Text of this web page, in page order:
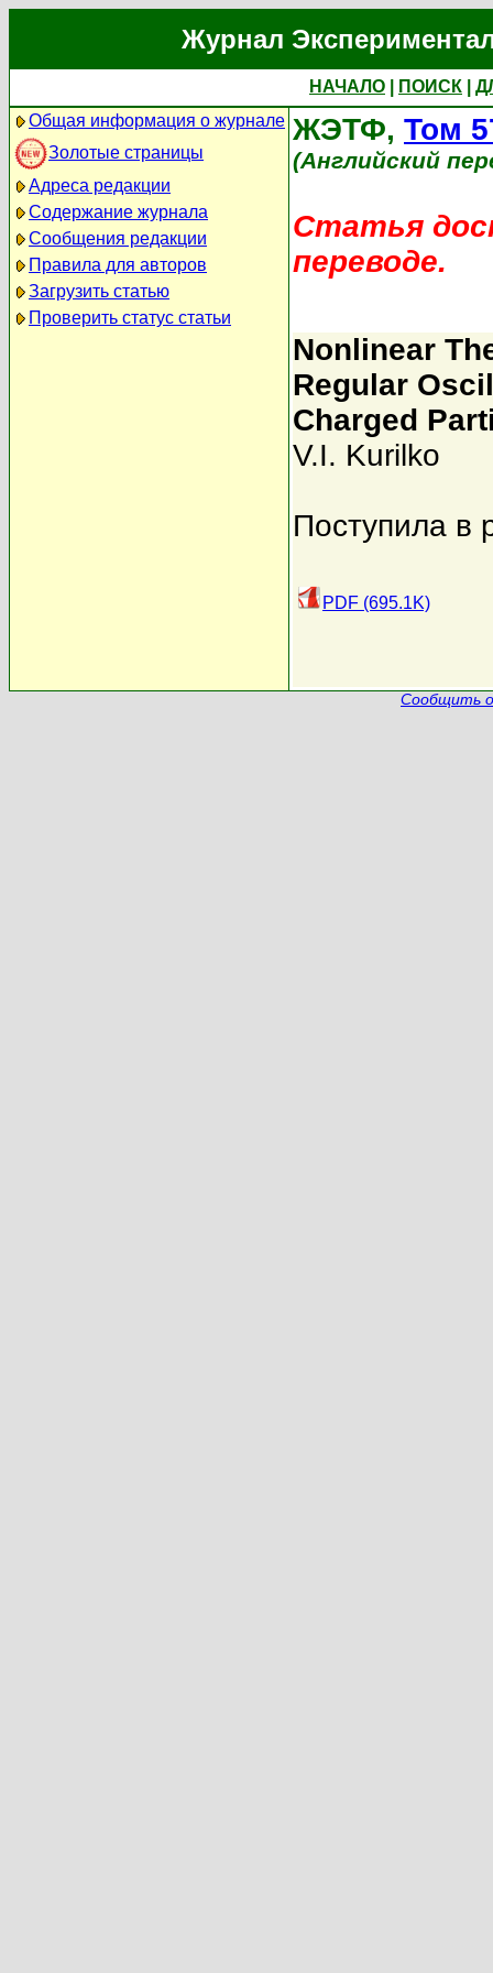
Журнал
НАЧАЛО ПОИСК
Общая информация о журнале
Золотые страницы
Адреса редакции
Содержание журнала
Сообщения редакции
Правила для авторов
Загрузить статью
Проверить статус статьи
ЖЭТФ, Том
(Английский
Статья
переводе.
Nonlinear
Regular
Charged
V.I. Kurilko
Поступила в
PDF (695.1K)
Сообщить о